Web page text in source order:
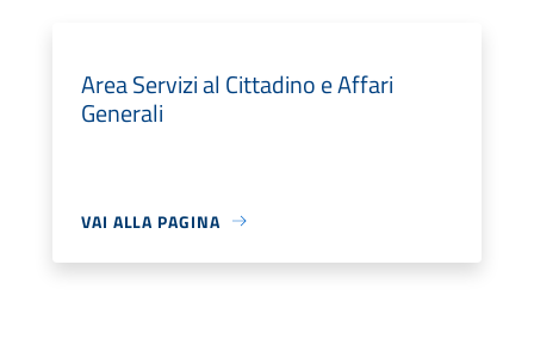
Area Servizi al Cittadino e Affari
Generali
VAI ALLA PAGINA